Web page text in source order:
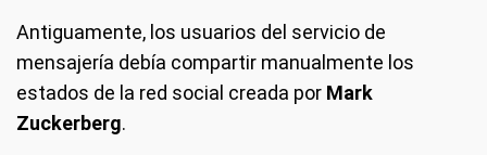
Antiguamente, los usuarios del servicio de
mensajería debía compartir manualmente los
estados de la red social creada por Mark
Zuckerberg.